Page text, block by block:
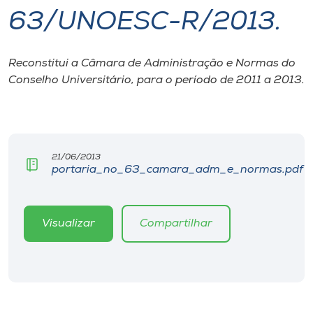
I.nova
Diplomados
CPA
Editora
63/UNOESC-R/2013.
Reconstitui a Câmara de Administração e Normas do
Conselho Universitário, para o período de 2011 a 2013.
21/06/2013
portaria_no_63_camara_adm_e_normas.pdf
Visualizar Compartilhar